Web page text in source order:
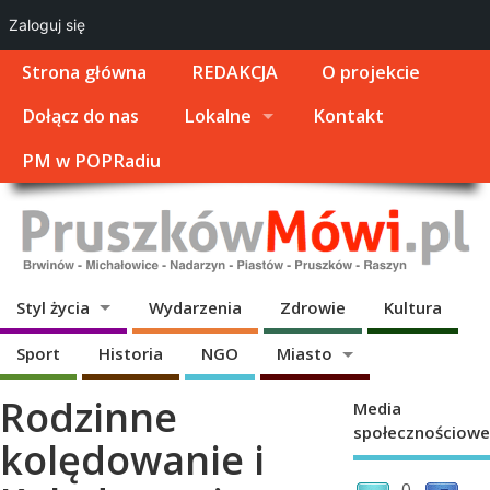
Strona główna REDAKCJA
O projekcie
Dołącz do nas
Lokalne
Kontakt
PM w POPRadiu
Styl życia Wydarzenia Zdrowie Kultura
Sport Historia NGO Miasto
Rodzinne
kolędowanie i
Media
społecznościowe
Zaloguj się